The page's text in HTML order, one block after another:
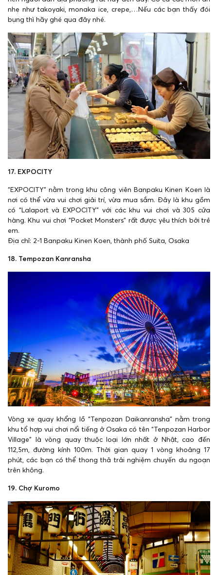
nhẹ như takoyaki, monaka ice, crepe,…Nếu các bạn thấy đói
bụng thì hãy ghé qua đây nhé.
17. EXPOCITY
“EXPOCITY” nằm trong khu công viên Banpaku Kinen Koen là
nơi có thể vừa vui chơi giải trí, vừa mua sắm. Đây là khu gồm
có “Lalaport và EXPOCITY” với các khu vui chơi và 305 cửa
hàng. Khu vui chơi “Pocket Monsters” rất được yêu thích bởi trẻ
em.
Địa chỉ: 2-1 Banpaku Kinen Koen, thành phố Suita, Osaka
18. Tempozan Kanransha
Vòng xe quay khổng lồ “Tenpozan Daikanransha” nằm trong
khu tổ hợp vui chơi nổi tiếng ở Osaka có tên “Tenpozan Harbor
Village” là vòng quay thuộc loại lớn nhất ở Nhật, cao đến
112,5m, đường kính 100m. Thời gian quay 1 vòng khoảng 17
phút, các bạn có thể thong thả trải nghiệm chuyến du ngoạn
trên không.
19. Chợ Kuromo